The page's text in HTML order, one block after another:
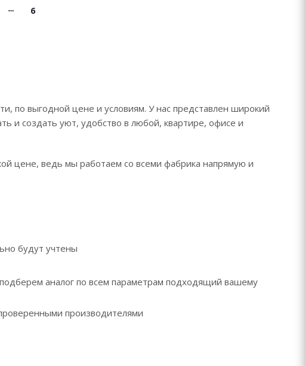
6
по выгодной цене и условиям. У нас представлен широкий
и создать уют, удобство в любой, квартире, офисе и
цене, ведь мы работаем со всеми фабрика напрямую и
будут учтены
аналог по всем параметрам подходящий вашему
производителями